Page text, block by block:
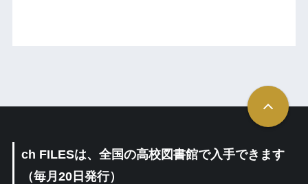
ch FILESは、全国の高校図書館で入手できます
（毎月20日発行）